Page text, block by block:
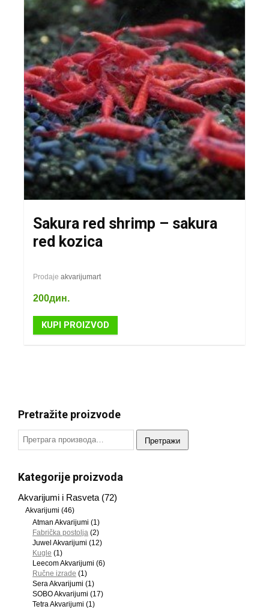
Sakura red shrimp – sakura
red kozica
Prodaje akvarijumart
200дин.
KUPI PROIZVOD
Pretražite proizvode
Претражи
Kategorije proizvoda
Akvarijumi i Rasveta (72)
Akvarijumi (46)
Atman Akvarijumi (1)
Fabrička postolja (2)
Juwel Akvarijumi (12)
Kugle (1)
Leecom Akvarijumi (6)
Ručne izrade (1)
Sera Akvarijumi (1)
SOBO Akvarijumi (17)
Tetra Akvarijumi (1)